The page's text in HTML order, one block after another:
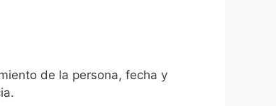
de la persona, fecha y